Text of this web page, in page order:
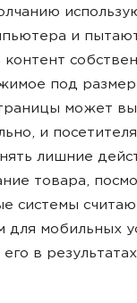
и
под размер
может
и
лишние
товара,
системы
для мобильных
в